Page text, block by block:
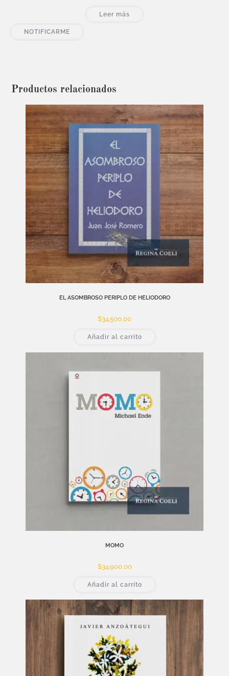
Leer más
NOTIFICARME
Productos relacionados
EL ASOMBROSO PERIPLO DE HELIODORO
$34.500,00
Añadir al carrito
MOMO
$34.900,00
Añadir al carrito